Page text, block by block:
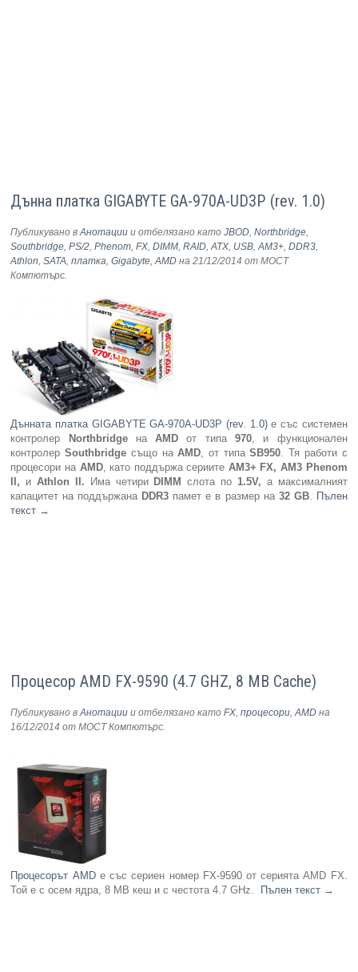
Дънна платка GIGABYTE GA-970A-UD3P (rev. 1.0)
Публикувано вАнотации и отбелязано катоJBOD,Northbridge,
Southbridge,PS/2,Phenom,FX,DIMM,RAID,ATX, USB,AM3+,DDR3,
Athlon,SATA,платка,Gigabyte,AMD на 21/12/2014 от МОСТ
Компютърс.
Дънната платка GIGABYTE GA-970A-UD3P (rev. 1.0)е със системен
контролер
NorthbridgeнаAMD от типа970, и функционален
контролерSouthbridge също наAMD, от типаSB950. Тя работи с
процесори на AMD, като поддържа сериите AM3+ FX, AM3 Phenom
II, иAthlon II. Има четири DIMM слота по 1.5V, а максималният
капацитет на поддържана DDR3 памет е в размер на 32 GB. Пълен
текст →
Процесор AMD FX-9590 (4.7 GHZ, 8 MB Cache)
Публикувано вАнотации и отбелязано катоFX,процесори,AMD на
16/12/2014 от МОСТ Компютърс.
Процесорът AMDе със сериен номер FX-9590 от серията AMD FX.
Той е с осем ядра, 8 MB кеш и с честота 4.7 GHz.
Пълен текст →